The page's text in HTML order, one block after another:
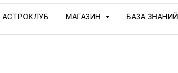
АСТРОКЛУБ МАГАЗИН БАЗА ЗНАНИЙ